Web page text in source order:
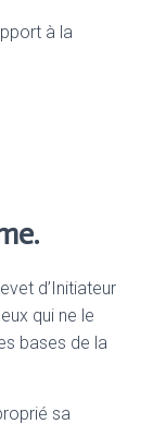
à la
d’Initiateur
qui ne le
bases de la
sa